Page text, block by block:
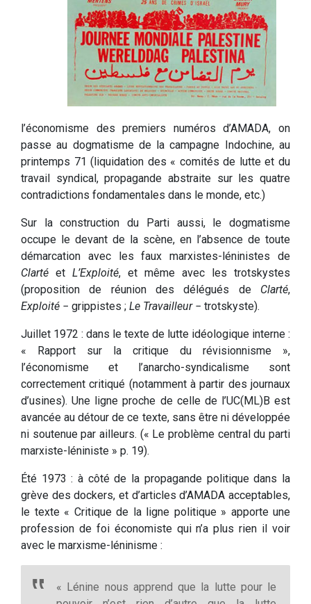
l’économisme des premiers numéros d’AMADA, on
passe au dogmatisme de la campagne Indochine, au
printemps 71 (liquidation des « comités de lutte et du
travail syndical, propagande abstraite sur les quatre
contradictions fondamentales dans le monde, etc.)
Sur la construction du Parti aussi, le dogmatisme
occupe le devant de la scène, en l’absence de toute
démarcation avec les faux marxistes-léninistes de
Clarté et L’Exploité, et même avec les trotskystes
(proposition de réunion des délégués de Clarté,
Exploité − grippistes ; Le Travailleur− trotskyste).
Juillet 1972 : dans le texte de lutte idéologique interne :
« Rapport sur la critique du révisionnisme »,
l’économisme et l’anarcho-syndicalisme sont
correctement critiqué (notamment à partir des journaux
d’usines). Une ligne proche de celle de l’UC(ML)B est
avancée au détour de ce texte, sans être ni développée
ni soutenue par ailleurs. (« Le problème central du parti
marxiste-léniniste » p. 19).
Été 1973 : à côté de la propagande politique dans la
grève des dockers, et d’articles d’AMADA acceptables,
le texte « Critique de la ligne politique » apporte une
profession de foi économiste qui n’a plus rien il voir
avec le marxisme-léninisme :
« Lénine nous apprend que la lutte pour le